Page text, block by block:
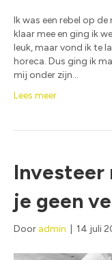
Ik was een rebel op
klaar mee en ging ik
leuk, maar vond ik te
horeca. Dus ging ik
mij onder zijn…
Lees meer
Investeer
je geen
Door admin 14 juli